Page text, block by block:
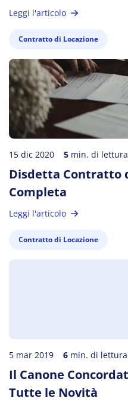
Leggi l'articolo
Contratto di Locazione
15 dic 2020 5 min. di lettura
Disdetta Contratto
Completa
Leggi l'articolo
Contratto di Locazione
5 mar 2019 6 min. di lettura
Il Canone
Tutte le Novità